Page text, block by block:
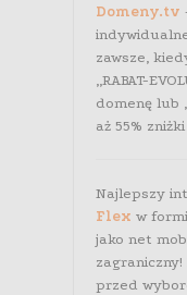
Domeny.tv
zawsze,
„RABAT-
domenę lub
aż 55%
Najlepszy
Flex w
jako net
zagraniczny!
przed